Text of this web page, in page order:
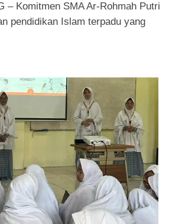
– Komitmen SMA Ar-Rohmah Putri
pendidikan Islam terpadu yang